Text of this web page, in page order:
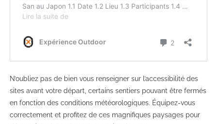
N’oubliez pas de bien vous renseigner sur l’accessibilité des
sites avant votre départ, certains sentiers pouvant être fermés
en fonction des conditions météorologiques. Équipez-vous
correctement et profitez de ces magnifiques paysages pour